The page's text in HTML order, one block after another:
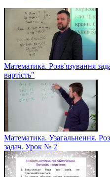
Математика. Розв'язування
вартість"
Математика. Узагальнення.
задач. Урок № 2